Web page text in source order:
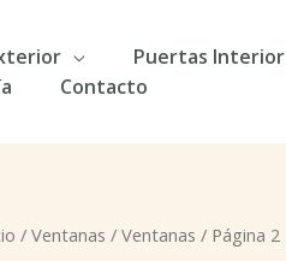
Puertas Interior
Contacto
/ Ventanas / Ventanas / Página 2